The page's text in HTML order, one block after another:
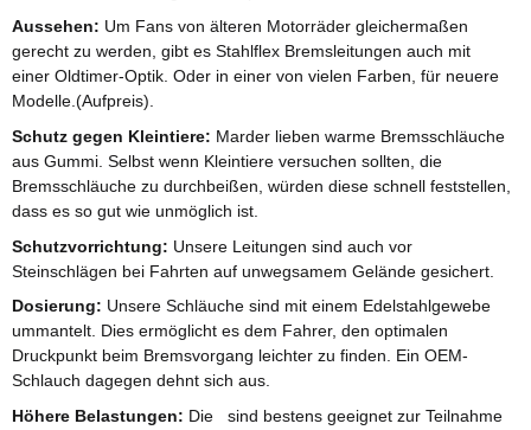
Aussehen: Um Fans von älteren Motorräder gleichermaßen
gerecht zu werden, gibt es Stahlflex Bremsleitungen auch mit
einer Oldtimer-Optik. Oder in einer von vielen Farben, für neuere
Modelle.(Aufpreis).
Schutz gegen Kleintiere: Marder lieben warme Bremsschläuche
aus Gummi. Selbst wenn Kleintiere versuchen sollten, die
Bremsschläuche zu durchbeißen, würden diese schnell feststellen,
dass es so gut wie unmöglich ist.
Schutzvorrichtung: Unsere Leitungen sind auch vor
Steinschlägen bei Fahrten auf unwegsamem Gelände gesichert.
Dosierung: Unsere Schläuche sind mit einem Edelstahlgewebe
ummantelt. Dies ermöglicht es dem Fahrer, den optimalen
Druckpunkt beim Bremsvorgang leichter zu finden. Ein OEM-
Schlauch dagegen dehnt sich aus.
Höhere Belastungen: Die sind bestens geeignet zur Teilnahme